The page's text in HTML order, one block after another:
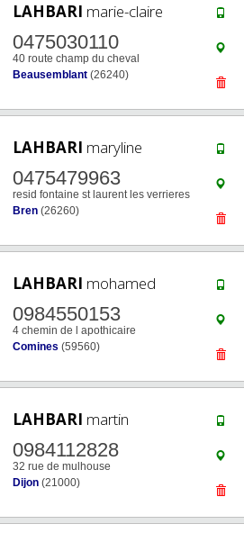
LAHBARI marie-claire
0475030110
40 route champ du cheval
Beausemblant (26240)
LAHBARI maryline
0475479963
resid fontaine st laurent les verrieres
Bren (26260)
LAHBARI mohamed
0984550153
4 chemin de l apothicaire
Comines (59560)
LAHBARI martin
0984112828
32 rue de mulhouse
Dijon (21000)